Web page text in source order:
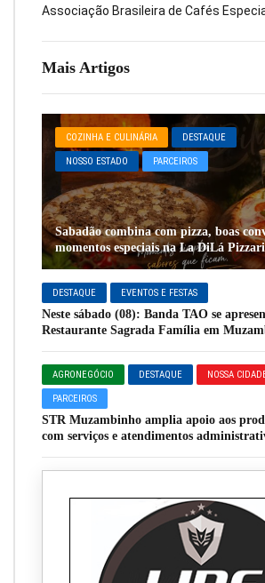
Mais Artigos
COZINHA E CULINÁRIA DESTAQUE
NOSSO ESTADO PARCEIROS
Sabadão combina com pizza, boas
momentos especiais na La DiLá
DESTAQUE EVENTOS E FESTAS
Neste sábado (08): Banda TAO se
Restaurante Sagrada Família em
AGRONEGÓCIO DESTAQUE NOSSA
PARCEIROS
STR Muzambinho amplia apoio aos
com serviços e atendimentos
Associação Brasileira de Cafés